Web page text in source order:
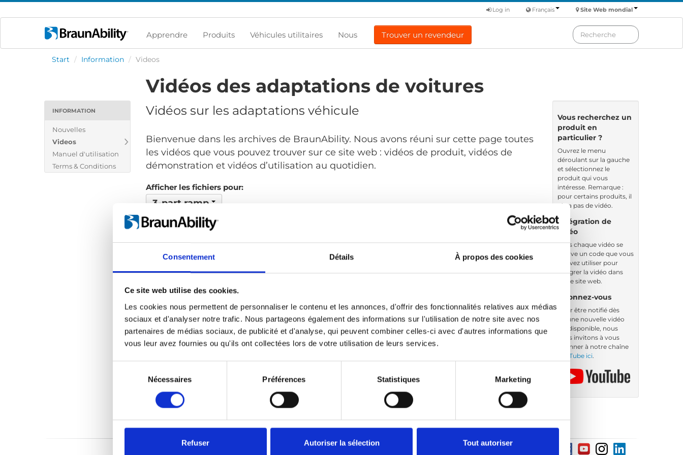
Consentement Détails À propos des cookies
Ce site web utilise des cookies.
Les cookies nous permettent de personnaliser le contenu et les annonces, d'offrir des fonctionnalités relatives aux médias
sociaux et d'analyser notre trafic. Nous partageons également des informations sur l'utilisation de notre site avec nos
partenaires de médias sociaux, de publicité et d'analyse, qui peuvent combiner celles-ci avec d'autres informations que
vous leur avez fournies ou qu'ils ont collectées lors de votre utilisation de leurs services.
consentement
Nécessaires Préférences Statistiques Marketing
Refuser Autoriser la sélection Tout autoriser
Site Web mondial
Français
Log in
Apprendre Produits Véhicules utilitaires Nous Trouver un revendeur
Start / Information / Videos
INFORMATION
Nouvelles
Videos
Manuel d'utilisation
Terms & Conditions
Vidéos des adaptations de voitures
Vidéos sur les adaptations véhicule
Bienvenue dans les archives de BraunAbility. Nous avons réuni sur cette page toutes
les vidéos que vous pouvez trouver sur ce site web : vidéos de produit, vidéos de
démonstration et vidéos d’utilisation au quotidien.
Afficher les fichiers pour:
3-part ramp
Aucun fichier trouvé... Commandé par: Nom
Précédent 1
Vous recherchez un
produit en
particulier ?
Ouvrez le menu
déroulant sur la gauche
et sélectionnez le
produit qui vous
intéresse. Remarque :
pour certains produits, il
n’y a pas de vidéo.
Intégration de
vidéo
Sous chaque vidéo se
trouve un code que vous
pouvez utiliser pour
intégrer la vidéo dans
votre site web.
Abonnez-vous
Pour être notifié dès
qu’une nouvelle vidéo
est disponible, nous
vous invitons à vous
abonner à notre chaîne
YouTube ici.